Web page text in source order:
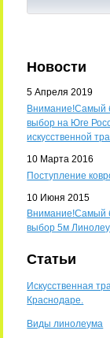
Новости
5 Апреля 2019
Внимание!Самый
выбор на Юге
искусственной
10 Марта 2016
Поступление
10 Июня 2015
Внимание!Самый
выбор 5м
Статьи
Искусственная
Краснодаре.
Виды линолеума